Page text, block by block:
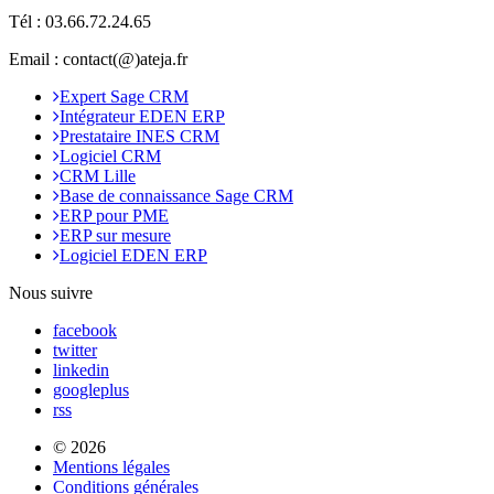
Tél : 03.66.72.24.65
Email : contact(@)ateja.fr
Expert Sage CRM
Intégrateur EDEN ERP
Prestataire INES CRM
Logiciel CRM
CRM Lille
Base de connaissance Sage CRM
ERP pour PME
ERP sur mesure
Logiciel EDEN ERP
Nous suivre
facebook
twitter
linkedin
googleplus
rss
© 2026
Mentions légales
Conditions générales